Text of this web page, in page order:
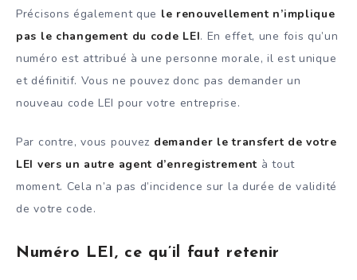
Précisons également que le renouvellement n’implique
pas le changement du code LEI. En effet, une fois qu’un
numéro est attribué à une personne morale, il est unique
et définitif. Vous ne pouvez donc pas demander un
nouveau code LEI pour votre entreprise.
Par contre, vous pouvez demander le transfert de votre
LEI vers un autre agent d’enregistrement à tout
moment. Cela n’a pas d’incidence sur la durée de validité
de votre code.
Numéro LEI, ce qu’il faut retenir